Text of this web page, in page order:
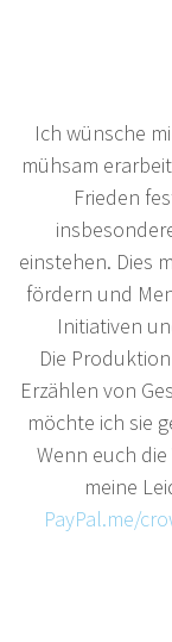
Ich wünsche
mühsam
Frieden
einstehen. Dies
fördern und
Initiativen
Die
Erzählen von
möchte ich sie
Wenn euch
meine
PayPal.me/